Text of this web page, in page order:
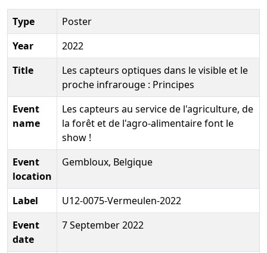
Type
Poster
Year
2022
Title
Les capteurs optiques dans le visible et le
proche infrarouge : Principes
Event
name
Les capteurs au service de l'agriculture, de
la forêt et de l'agro-alimentaire font le
show !
Event
location
Gembloux, Belgique
Label
U12-0075-Vermeulen-2022
Event
date
7 September 2022